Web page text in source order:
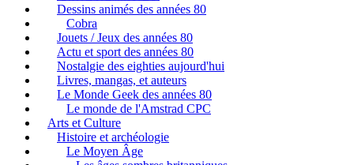
Dessins animés des années 80
Cobra
Jouets / Jeux des années 80
Actu et sport des années 80
Nostalgie des eighties aujourd'hui
Livres, mangas, et auteurs
Le Monde Geek des années 80
Le monde de l'Amstrad CPC
Arts et Culture
Histoire et archéologie
Le Moyen Âge